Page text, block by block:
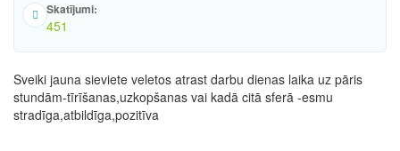
Skatījumi:
451
Sveiki jauna sieviete veletos atrast darbu dienas laika uz pāris
stundām-tīrīšanas,uzkopšanas vai kadā citā sferā -esmu
stradīga,atbildīga,pozitīva